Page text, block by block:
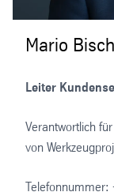
Mario
Leiter
Verantwortlich
von